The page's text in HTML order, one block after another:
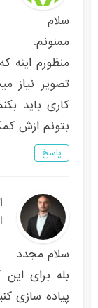
سلام
ممنونم.
منظورم اینه
تصویر نیاز
کاری باید
بتونم ازش
پاسخ
سلام مجدد
بله برای این
پیاده سازی